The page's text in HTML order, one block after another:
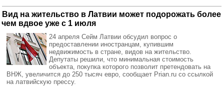
Вид на жительство в Латвии может подорожать более
чем вдвое уже с 1 июля
24 апреля Сейм Латвии обсудил вопрос о
предоставлении иностранцам, купившим
недвижимость в стране, видов на жительство.
Депутаты решили, что минимальная стоимость
объекта, покупка которого позволит претендовать на
ВНЖ, увеличится до 250 тысяч евро, сообщает Prian.ru со ссылкой
на латвийскую прессу.